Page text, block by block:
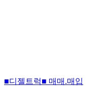
■디젤트럭■ 매매.매입